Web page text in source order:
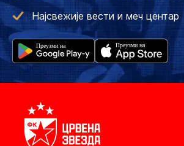
Најсвежије вести и меч центар